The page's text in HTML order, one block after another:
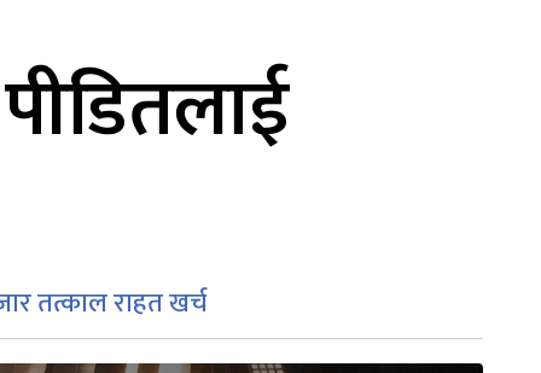
तत्काल राहत खर्च